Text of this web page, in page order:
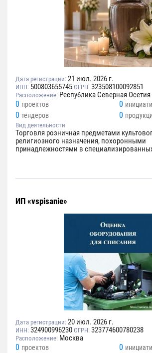
Дата регистрации: 21 июл. 2026 г.
ИНН: 500803655745 ОГРН: 323508100092851
Расположение: Республика Северная
0 проектов 0
0 тендеров 0
Вид деятельности
Торговля розничная предметами
религиозного назначения, похоронными
принадлежностями в
ИП «vspisanie»
Дата регистрации: 20 июл. 2026 г.
ИНН: 324900996230 ОГРН: 323774600780238
Расположение: Москва
0 проектов 0